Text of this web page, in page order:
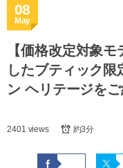
08
May
【価格改定対象
したブティック
ン ヘリテージを
2401 views 約3分